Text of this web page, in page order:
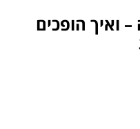
ואיך הופכים